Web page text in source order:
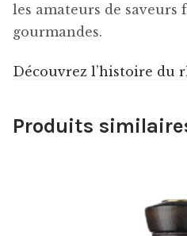
les amateurs de saveurs
gourmandes.
Découvrez l’histoire du
Produits